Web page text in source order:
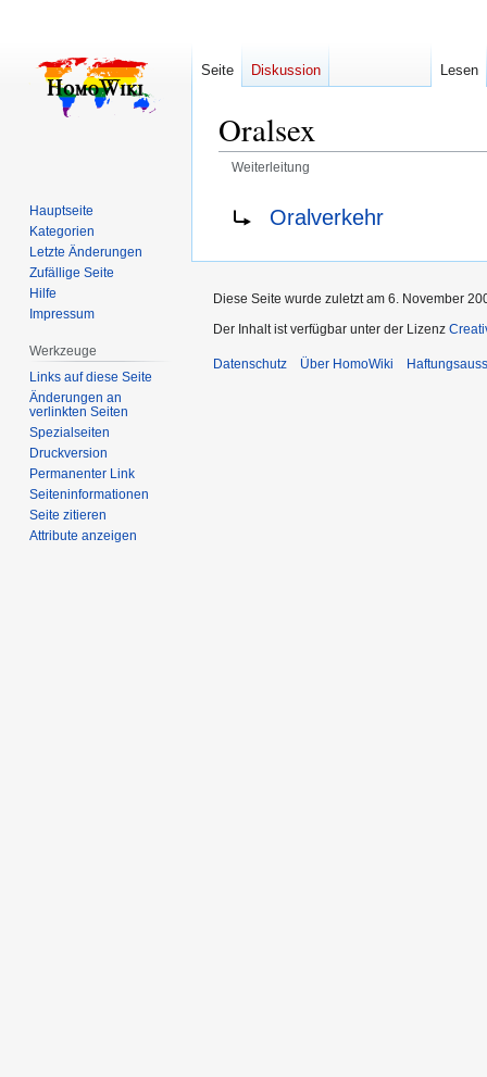
Oralsex
Weiterleitung
Navigation
Suche
Weiterleitung nach:
Oralverkehr
Seite Diskussion Lesen
Hauptseite
Kategorien
Letzte Änderungen
Zufällige Seite
Hilfe
Impressum
Werkzeuge
Links auf diese Seite
Änderungen an
verlinkten Seiten
Spezialseiten
Druckversion
Permanenter Link
Seiten­­informationen
Seite zitieren
Attribute anzeigen
Diese Seite wurde zuletzt am 6. November
Der Inhalt ist verfügbar unter der Lizenz
Datenschutz Über HomoWiki